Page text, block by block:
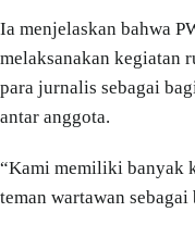
Ia menjelaskan bahwa
melaksanakan kegiatan
para jurnalis sebagai
antar anggota.
“Kami memiliki banyak
teman wartawan